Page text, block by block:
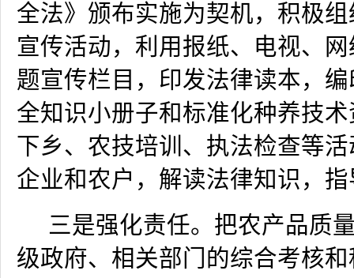
全法》颁布实施为契机，积极
宣传活动，利用报纸、电视、
题宣传栏目，印发法律读本，
全知识小册子和标准化种养技
下乡、农技培训、执法检查等
企业和农户，解读法律知识，
三是强化责任。把农产品质
级政府、相关部门的综合考核